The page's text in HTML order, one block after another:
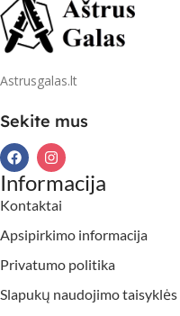
Astrusgalas.lt
Sekite mus
Informacija
Kontaktai
Apsipirkimo informacija
Privatumo politika
Slapukų naudojimo taisyklės